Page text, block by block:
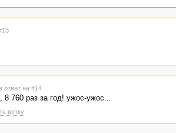
ответ на #14
8 760 раз за год! ужос-ужос...
ветку